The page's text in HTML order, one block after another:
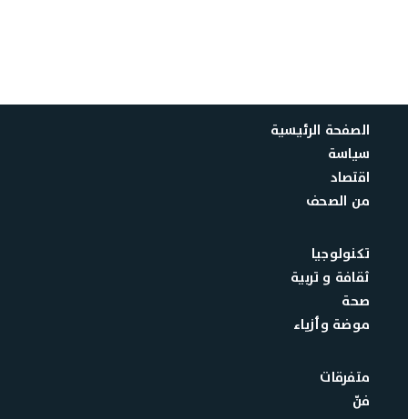
الصفحة الرئيسية
سياسة
اقتصاد
من الصحف
تكنولوجيا
ثقافة و تربية
صحة
موضة وأزياء
متفرقات
فنّ